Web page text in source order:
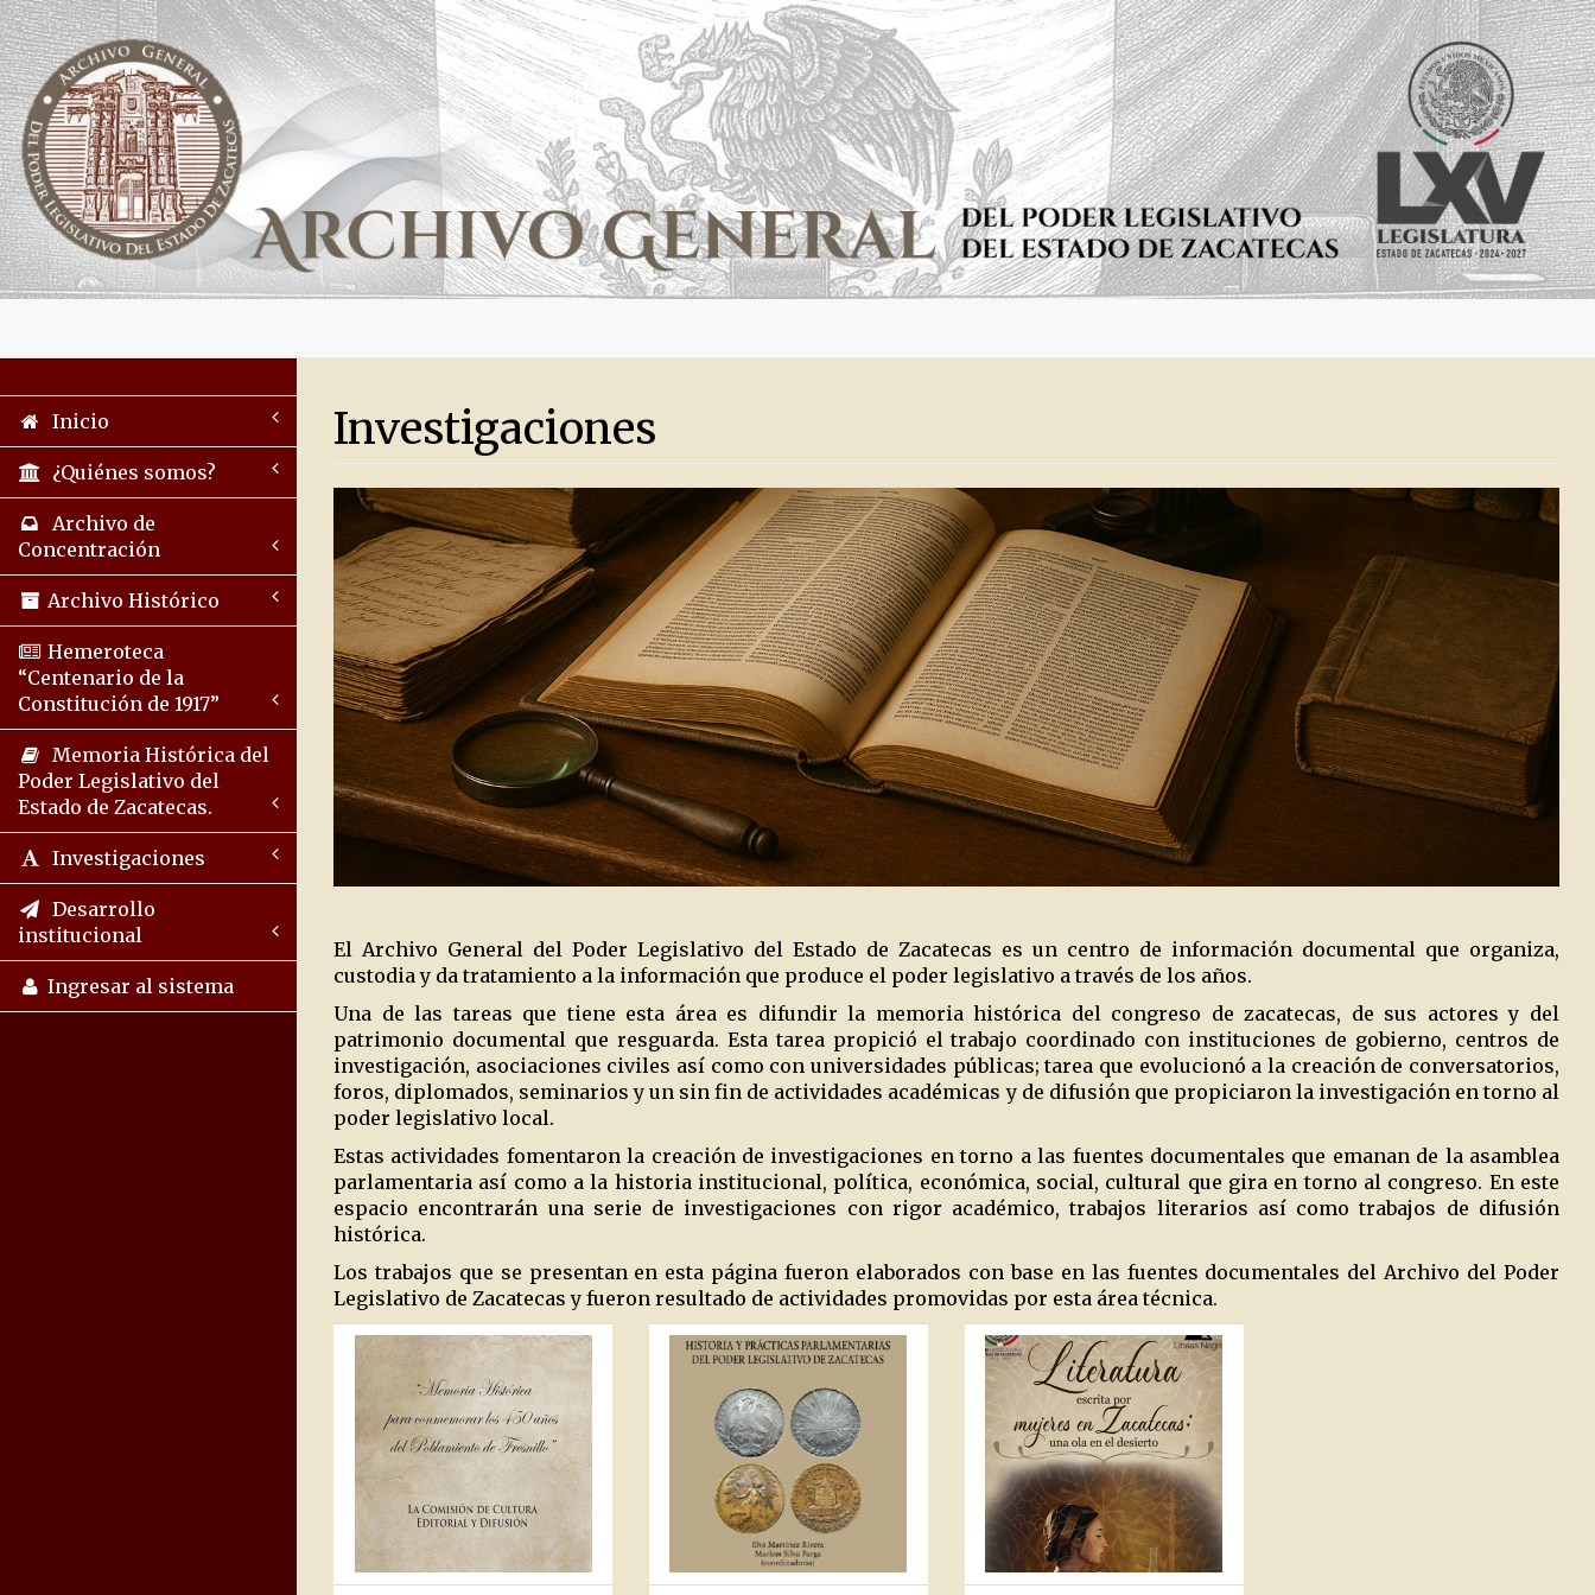
Inicio
¿Quiénes somos?
Archivo de
Concentración
Archivo Histórico
Hemeroteca
“Centenario de la
Constitución de 1917”
Memoria Histórica del
Poder Legislativo del
Estado de Zacatecas.
Investigaciones
Desarrollo
institucional
Ingresar al sistema
Investigaciones
El Archivo General del Poder Legislativo del Estado de Zacatecas es un centro de información documental que organiza,
custodia y da tratamiento a la información que produce el poder legislativo a través de los años.
Una de las tareas que tiene esta área es difundir la memoria histórica del congreso de zacatecas, de sus actores y del
patrimonio documental que resguarda. Esta tarea propició el trabajo coordinado con instituciones de gobierno, centros de
investigación, asociaciones civiles así como con universidades públicas; tarea que evolucionó a la creación de conversatorios,
foros, diplomados, seminarios y un sin fin de actividades académicas y de difusión que propiciaron la investigación en torno al
poder legislativo local.
Estas actividades fomentaron la creación de investigaciones en torno a las fuentes documentales que emanan de la asamblea
parlamentaria así como a la historia institucional, política, económica, social, cultural que gira en torno al congreso. En este
espacio encontrarán una serie de investigaciones con rigor académico, trabajos literarios así como trabajos de difusión
histórica.
Los trabajos que se presentan en esta página fueron elaborados con base en las fuentes documentales del Archivo del Poder
Legislativo de Zacatecas y fueron resultado de actividades promovidas por esta área técnica.